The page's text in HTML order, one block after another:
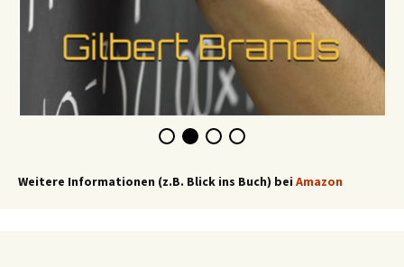
Weitere Informationen (z.B. Blick ins Buch) bei Amazon